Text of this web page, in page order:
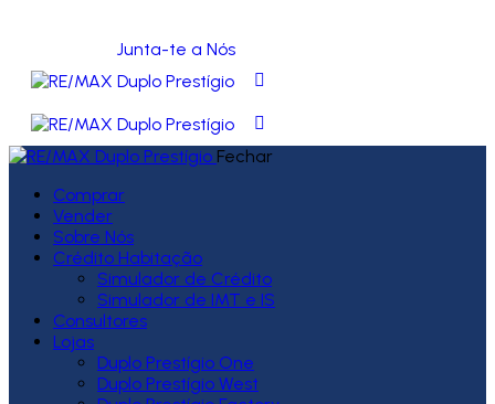
Junta-te a Nós
Fechar
Comprar
Vender
Sobre Nós
Crédito Habitação
Simulador de Crédito
Simulador de IMT e IS
Consultores
Lojas
Duplo Prestígio One
Duplo Prestígio West